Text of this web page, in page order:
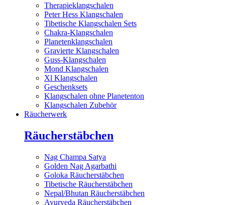
Therapieklangschalen
Peter Hess Klangschalen
Tibetische Klangschalen Sets
Chakra-Klangschalen
Planetenklangschalen
Gravierte Klangschalen
Guss-Klangschalen
Mond Klangschalen
Xl Klangschalen
Geschenksets
Klangschalen ohne Planetenton
Klangschalen Zubehör
Räucherwerk
Räucherstäbchen
Nag Champa Satya
Golden Nag Agarbathi
Goloka Räucherstäbchen
Tibetische Räucherstäbchen
Nepal/Bhutan Räucherstäbchen
Ayurveda Räucherstäbchen